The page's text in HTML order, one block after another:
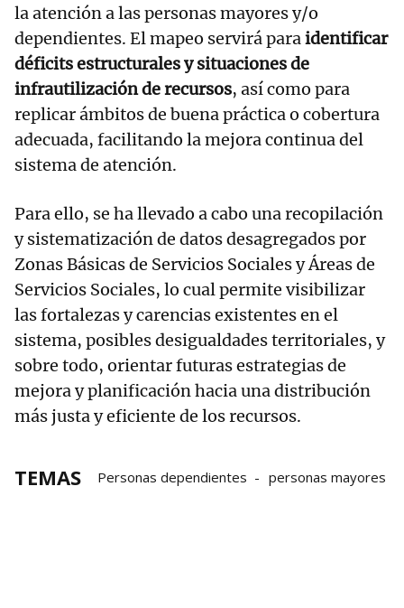
la atención a las personas mayores y/o
dependientes. El mapeo servirá paraidentificar
déficits estructurales y situaciones de
infrautilización de recursos, así como para
replicar ámbitos de buena práctica o cobertura
adecuada, facilitando la mejora continua del
sistema de atención.
Para ello, se ha llevado a cabo una recopilación
y sistematización de datos desagregados por
Zonas Básicas de Servicios Sociales y Áreas de
Servicios Sociales, lo cual permite visibilizar
las fortalezas y carencias existentes en el
sistema, posibles desigualdades territoriales, y
sobre todo, orientar futuras estrategias de
mejora y planificación hacia una distribución
más justa y eficiente de los recursos.
TEMAS Personas dependientes personas mayores